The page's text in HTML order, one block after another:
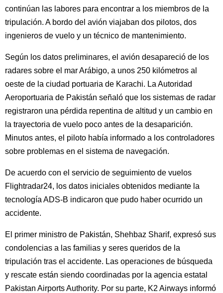
continúan las labores para encontrar a los miembros de la
tripulación. A bordo del avión viajaban dos pilotos, dos
ingenieros de vuelo y un técnico de mantenimiento.
Según los datos preliminares, el avión desapareció de los
radares sobre el mar Arábigo, a unos 250 kilómetros al
oeste de la ciudad portuaria de Karachi. La Autoridad
Aeroportuaria de Pakistán señaló que los sistemas de radar
registraron una pérdida repentina de altitud y un cambio en
la trayectoria de vuelo poco antes de la desaparición.
Minutos antes, el piloto había informado a los controladores
sobre problemas en el sistema de navegación.
De acuerdo con el servicio de seguimiento de vuelos
Flightradar24, los datos iniciales obtenidos mediante la
tecnología ADS-B indicaron que pudo haber ocurrido un
accidente.
El primer ministro de Pakistán, Shehbaz Sharif, expresó sus
condolencias a las familias y seres queridos de la
tripulación tras el accidente. Las operaciones de búsqueda
y rescate están siendo coordinadas por la agencia estatal
Pakistan Airports Authority. Por su parte, K2 Airways informó